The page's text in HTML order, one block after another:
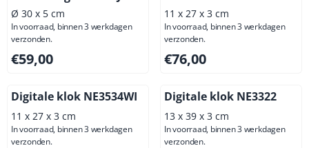
Ø 30 x 5 cm
In voorraad, binnen 3 werkdagen
verzonden.
Prijs: 59,00, exclusief btw: 48,76
€59,00
11 x 27 x 3 cm
In voorraad, binnen 3 werkdagen
verzonden.
Prijs: 76,00, exclusief btw:
€76,00
Digitale klok NE3534WI
11 x 27 x 3 cm
In voorraad, binnen 3 werkdagen
verzonden.
Digitale klok NE3322
13 x 39 x 3 cm
In voorraad, binnen 3 werkdagen
verzonden.